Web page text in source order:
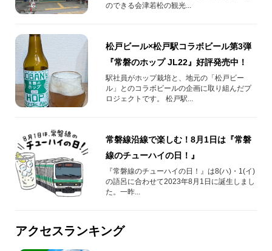
のできる会津若松の観光...
松戸ビール×松戸駅コラボビール第3弾
『常磐のホップ JL22』好評発売中！
駅社員がホップ栽培と、地元の「松戸ビー
ル」とのコラボビールの企画に取り組んだプ
ロジェクトです。 松戸駅...
常磐線沿線で楽しむ！8月1日は『常磐
線のチューハイの日！』
『常磐線のチューハイの日！』は8(ハ)・1(イ)
の語呂に合わせて​2023年8月1日に誕生しまし
た。一昨...
アクセスランキング